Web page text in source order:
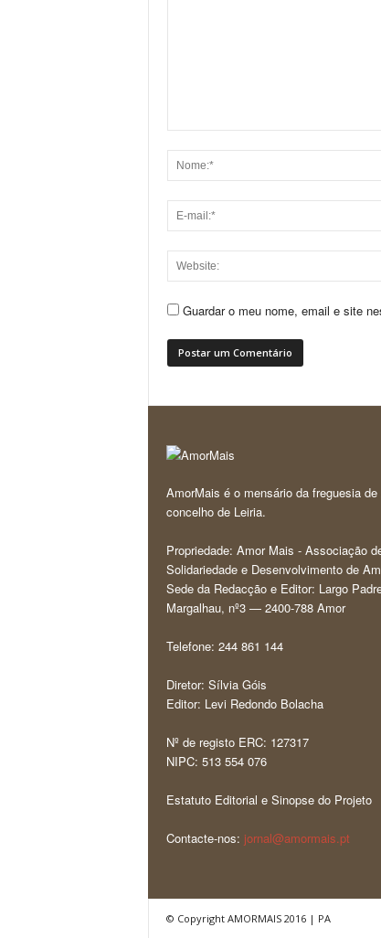
Guardar o meu nome, email e site
AmorMais é o mensário da freguesia de
concelho de Leiria.
Propriedade: Amor Mais - Associação
Solidariedade e Desenvolvimento de
Sede da Redacção e Editor: Largo
Margalhau, nº3 — 2400-788 Amor
Telefone: 244 861 144
Diretor: Sílvia Góis
Editor: Levi Redondo Bolacha
Nº de registo ERC: 127317
NIPC: 513 554 076
Estatuto Editorial e Sinopse do Projeto
Contacte-nos: jornal@amormais.pt
© Copyright AMORMAIS 2016 | PA